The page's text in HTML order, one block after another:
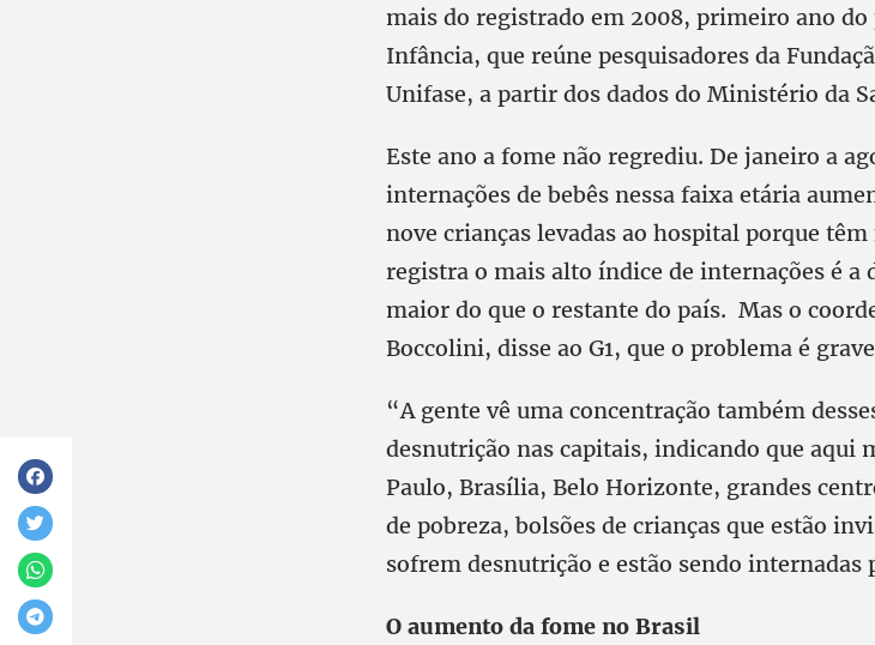
mais do registrado em 2008, primeiro ano do
Infância, que reúne pesquisadores da
Unifase, a partir dos dados do Ministério da
Este ano a fome não regrediu. De janeiro a
internações de bebês nessa faixa etária
nove crianças levadas ao hospital porque
registra o mais alto índice de internações é a
maior do que o restante do país. Mas o
Boccolini, disse ao G1, que o problema é
“A gente vê uma concentração também
desnutrição nas capitais, indicando que aqui
Paulo, Brasília, Belo Horizonte, grandes
de pobreza, bolsões de crianças que estão
sofrem desnutrição e estão sendo internadas
O aumento da fome no Brasil